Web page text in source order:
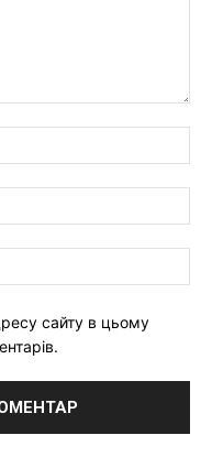
сайту в цьому